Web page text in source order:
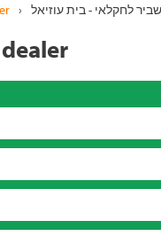
› לחקלאי - בית עוזיאל